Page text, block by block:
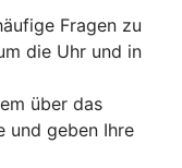
Fragen zu
die Uhr und in
über das
und geben Ihre